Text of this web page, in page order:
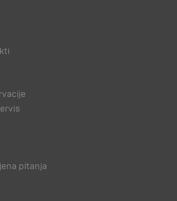
pitanja